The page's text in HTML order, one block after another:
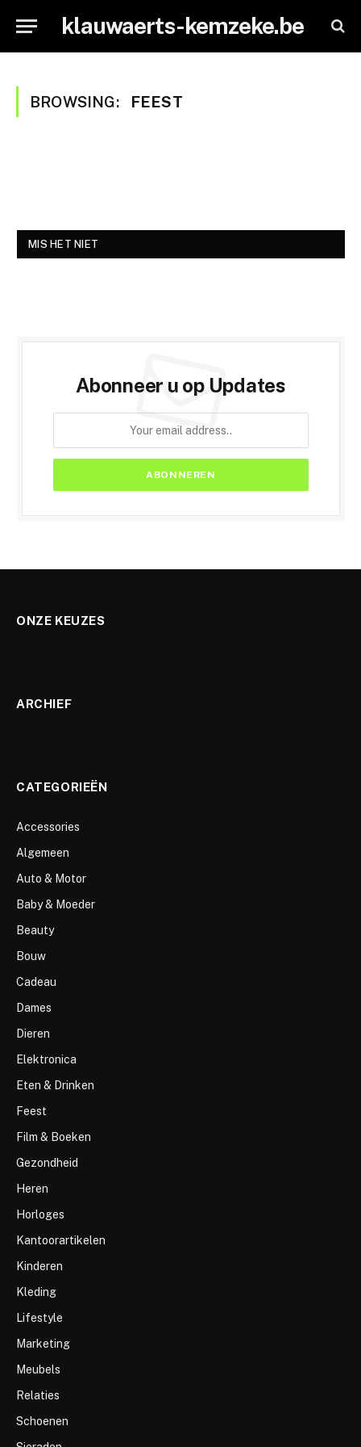
klauwaerts-kemzeke.be
BROWSING: FEEST
MIS HET NIET
Abonneer u op Updates
ONZE KEUZES
ARCHIEF
CATEGORIEËN
Accessories
Algemeen
Auto & Motor
Baby & Moeder
Beauty
Bouw
Cadeau
Dames
Dieren
Elektronica
Eten & Drinken
Feest
Film & Boeken
Gezondheid
Heren
Horloges
Kantoorartikelen
Kinderen
Kleding
Lifestyle
Marketing
Meubels
Relaties
Schoenen